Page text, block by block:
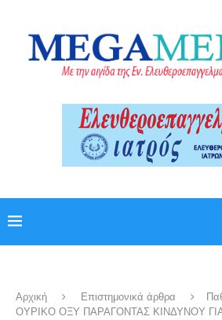
Αρχική Επιστημονικά άρθρα
ΟΥΡΙΚΟ ΟΞΥ ΠΑΡΑΓΟΝΤΑΣ ΚΙΝΔΥΝΟΥ